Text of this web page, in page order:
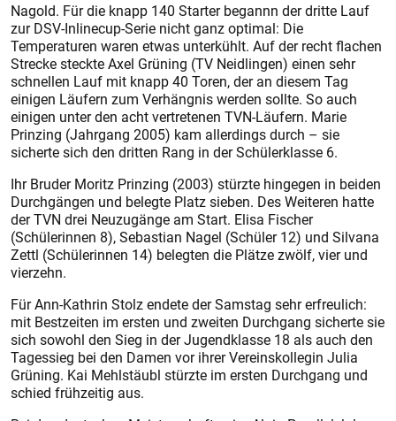
Nagold. Für die knapp 140 Starter begannn der dritte Lauf
zur DSV-Inlinecup-Serie nicht ganz optimal: Die
Temperaturen waren etwas unterkühlt. Auf der recht flachen
Strecke steckte Axel Grüning (TV Neidlingen) einen sehr
schnellen Lauf mit knapp 40 Toren, der an diesem Tag
einigen Läufern zum Verhängnis werden sollte. So auch
einigen unter den acht vertretenen TVN-Läufern. Ma­rie
Prinzing (Jahrgang 2005) kam allerdings durch – sie
sicherte sich den dritten Rang in der Schülerklasse 6.
Ihr Bruder Moritz Prinzing (2003) stürzte hingegen in beiden
Durchgängen und belegte Platz sieben. Des Weiteren hatte
der TVN drei Neuzugänge am Start. Elisa Fischer
(Schülerinnen 8), Sebastian Nagel (Schüler 12) und Silvana
Zettl (Schülerinnen 14) belegten die Plätze zwölf, vier und
vierzehn.
Für Ann-Kathrin Stolz endete der Samstag sehr erfreulich:
mit Bestzeiten im ersten und zweiten Durchgang sicherte sie
sich sowohl den Sieg in der Jugendklasse 18 als auch den
Tagessieg bei den Damen vor ihrer Vereinskollegin Julia
Grüning. Kai Mehlstäubl stürzte im ersten Durchgang und
schied frühzeitig aus.